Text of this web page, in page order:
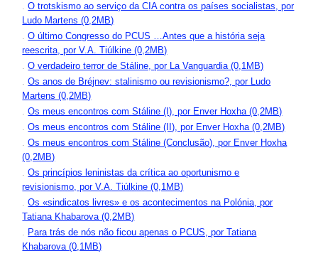
.O trotskismo ao serviço da CIA contra os países socialistas, por
Ludo Martens (0,2MB)
.O último Congresso do PCUS …Antes que a história seja
reescrita, por V.A. Tiúlkine (0,2MB)
.O verdadeiro terror de Stáline, por La Vanguardia (0,1MB)
.Os anos de Bréjnev: stalinismo ou revisionismo?, por Ludo
Martens (0,2MB)
.Os meus encontros com Stáline (I), por Enver Hoxha (0,2MB)
.Os meus encontros com Stáline (II), por Enver Hoxha (0,2MB)
.Os meus encontros com Stáline (Conclusão), por Enver Hoxha
(0,2MB)
.Os princípios leninistas da crítica ao oportunismo e
revisionismo, por V.A. Tiúlkine (0,1MB)
.Os «sindicatos livres» e os acontecimentos na Polónia, por
Tatiana Khabarova (0,2MB)
. Para trás de nós não ficou apenas o PCUS, por Tatiana
Khabarova (0,1MB)